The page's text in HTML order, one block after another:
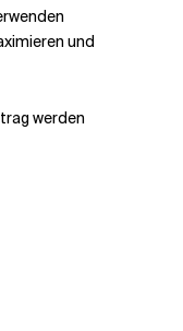
und
werden